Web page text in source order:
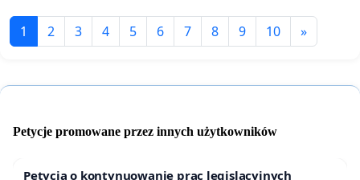
1 2 3 4 5 6 7 8 9 10 »
Petycje promowane przez innych użytkowników
Petycja o kontynuowanie prac legislacyjnych